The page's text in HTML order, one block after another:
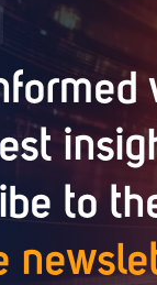
to